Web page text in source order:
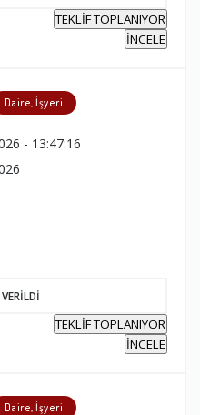
TEKLİF TOPLANIYOR
İNCELE
Daire, İşyeri
- 13:47:16
TEKLİF TOPLANIYOR
İNCELE
Daire, İşyeri